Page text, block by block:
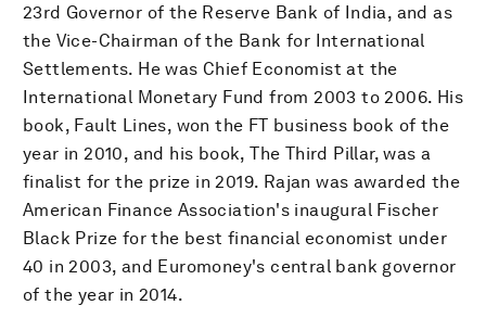
23rd Governor of the Reserve Bank of India, and as
the Vice-Chairman of the Bank for International
Settlements. He was Chief Economist at the
International Monetary Fund from 2003 to 2006. His
book, Fault Lines, won the FT business book of the
year in 2010, and his book, The Third Pillar, was a
finalist for the prize in 2019. Rajan was awarded the
American Finance Association's inaugural Fischer
Black Prize for the best financial economist under
40 in 2003, and Euromoney's central bank governor
of the year in 2014.